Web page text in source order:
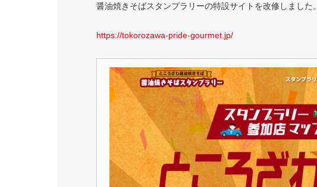
醤油焼きそばスタンプラリーの特設サイトを改修しました。
https://tokorozawa-pride-gourmet.jp/